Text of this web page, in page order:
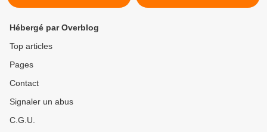
Hébergé par Overblog
Top articles
Pages
Contact
Signaler un abus
C.G.U.